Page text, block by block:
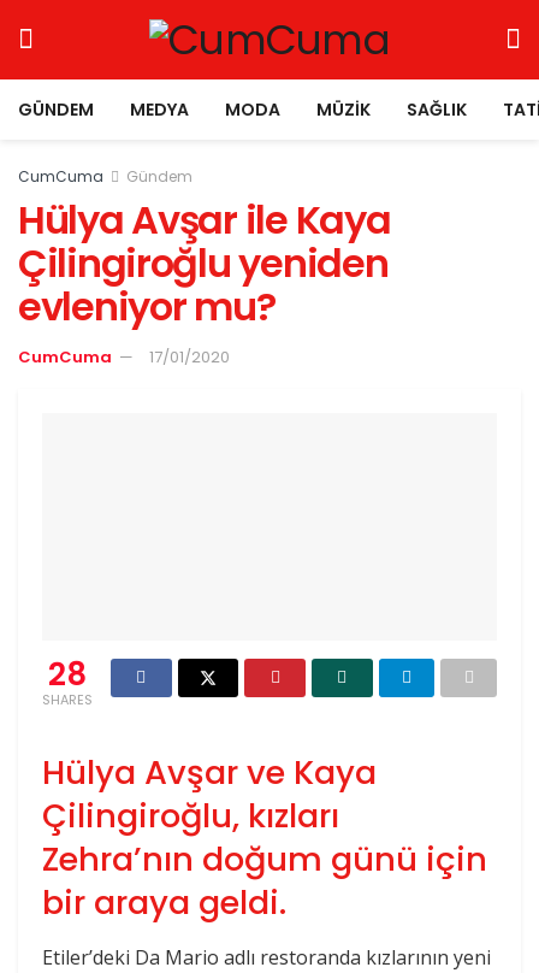
GÜNDEM MEDYA MODA MÜZIK SAĞLIK
CumCuma Gündem
Hülya Avşar ile Kaya
Çilingiroğlu yeniden
evleniyor mu?
CumCuma 17/01/2020
28
SHARES
Hülya Avşar ve Kaya
Çilingiroğlu, kızları
Zehra’nın doğum günü için
bir araya geldi.
Etiler’deki Da Mario adlı restoranda kızlarının yeni